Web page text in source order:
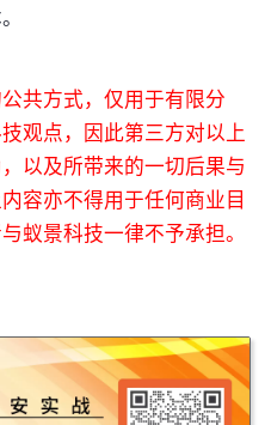
共方式，仅用于有限分
观点，因此第三方对以上
以及所带来的一切后果与
容亦不得用于任何商业目
蚁景科技一律不予承担。